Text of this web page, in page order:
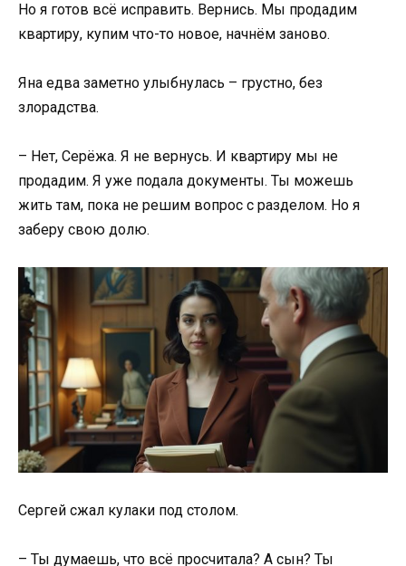
Но я готов всё исправить. Вернись. Мы продадим
квартиру, купим что-то новое, начнём заново.
Яна едва заметно улыбнулась – грустно, без
злорадства.
– Нет, Серёжа. Я не вернусь. И квартиру мы не
продадим. Я уже подала документы. Ты можешь
жить там, пока не решим вопрос с разделом. Но я
заберу свою долю.
Сергей сжал кулаки под столом.
– Ты думаешь, что всё просчитала? А сын? Ты